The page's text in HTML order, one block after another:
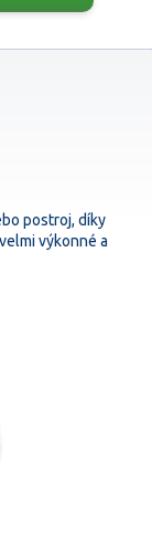
postroj, díky
výkonné a